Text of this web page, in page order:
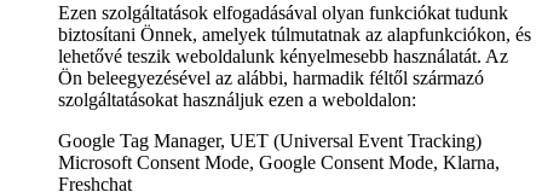
Ezen szolgáltatások elfogadásával olyan funkciókat tudunk
biztosítani Önnek, amelyek túlmutatnak az alapfunkciókon, és
lehetővé teszik weboldalunk kényelmesebb használatát. Az
Ön beleegyezésével az alábbi, harmadik féltől származó
szolgáltatásokat használjuk ezen a weboldalon:
Google Tag Manager, UET (Universal Event Tracking)
Microsoft Consent Mode, Google Consent Mode, Klarna,
Freshchat